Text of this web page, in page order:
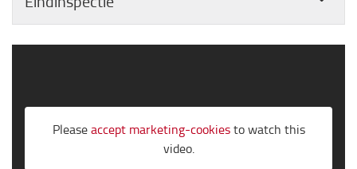
Pleaseaccept marketing-cookiesto watch this
video.